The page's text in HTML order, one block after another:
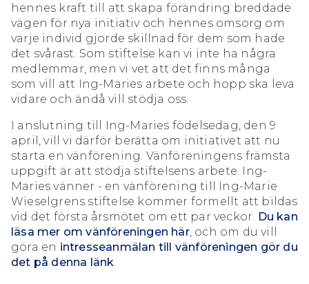
hennes kraft till att skapa förändring breddade
vägen för nya initiativ och hennes omsorg om
varje individ gjorde skillnad för dem som hade
det svårast. Som stiftelse kan vi inte ha några
medlemmar, men vi vet att det finns många
som vill att Ing-Maries arbete och hopp ska leva
vidare och ändå vill stödja oss.
I anslutning till Ing-Maries födelsedag, den 9
april, vill vi därför berätta om initiativet att nu
starta en vänförening. Vänföreningens främsta
uppgift är att stödja stiftelsens arbete. Ing-
Maries vänner - en vänförening till Ing-Marie
Wieselgrens stiftelse kommer formellt att bildas
vid det första årsmötet om ett par veckor. Du kan
läsa mer om vänföreningen här, och om du vill
göra en intresseanmälan till vänföreningen gör du
det på denna länk.